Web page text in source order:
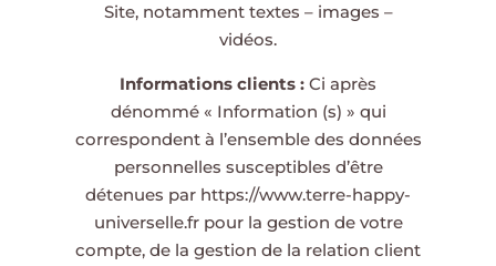
Site, notamment textes – images –
vidéos.
Informations clients : Ci après
dénommé « Information (s) » qui
correspondent à l’ensemble des données
personnelles susceptibles d’être
détenues par https://www.terre-happy-
universelle.frpour la gestion de votre
compte, de la gestion de la relation client